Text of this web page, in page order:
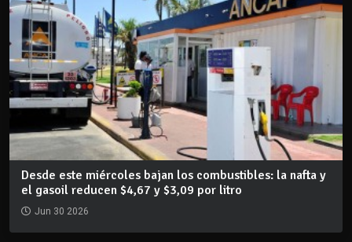
Desde este miércoles bajan los combustibles: la nafta y
el gasoil reducen $4,67 y $3,09 por litro
Jun 30 2026